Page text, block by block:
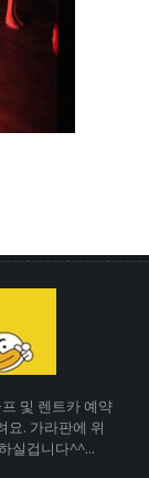
및 렌트카 예약
요. 가라판에 위
실겁니다^^...